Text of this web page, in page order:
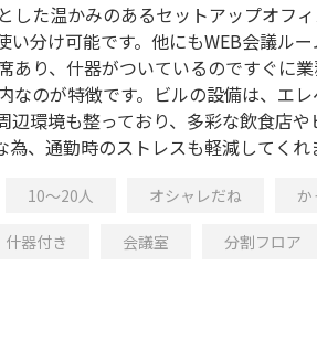
した温かみのあるセットアップオフ
分け可能です。他にもWEB会議ル
あり、什器がついているのですぐに
のが特徴です。ビルの設備は、エ
環境も整っており、多彩な飲食店
、通勤時のストレスも軽減してくれ
10～20人 オシャレだね
什器付き 会議室 分割フロア